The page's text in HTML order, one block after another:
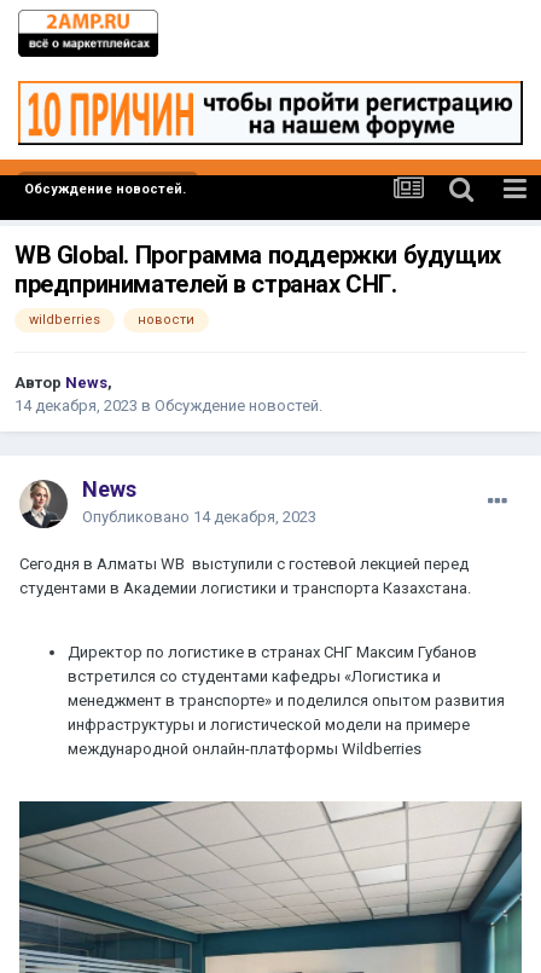
Обсуждение новостей.
WB Global. Программа поддержки будущих
предпринимателей в странах СНГ.
wildberries новости
Автор News,
14 декабря, 2023 в Обсуждение новостей.
News
Опубликовано 14 декабря, 2023
Сегодня в Алматы WB выступили с гостевой лекцией перед
студентами в Академии логистики и транспорта Казахстана.
Директор по логистике в странах СНГ Максим Губанов
встретился со студентами кафедры «Логистика и
менеджмент в транспорте» и поделился опытом развития
инфраструктуры и логистической модели на примере
международной онлайн-платформы Wildberries